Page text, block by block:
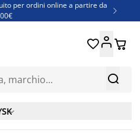
per ordini online a partire da

1.500 articoli fino al 70%
di rimborso più adatto a te

 
